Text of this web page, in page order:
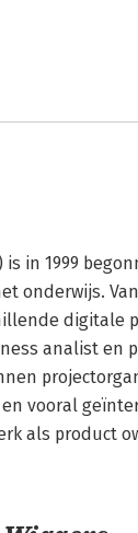
is in 1999
onderwijs.
digitale
analist en
vooral
als product